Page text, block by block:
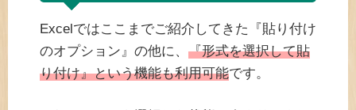
Excelではここまでご紹介してきた『貼り付け
のオプション』の他に、 『形式を選択して貼
り付け』という機能も利用可能です。